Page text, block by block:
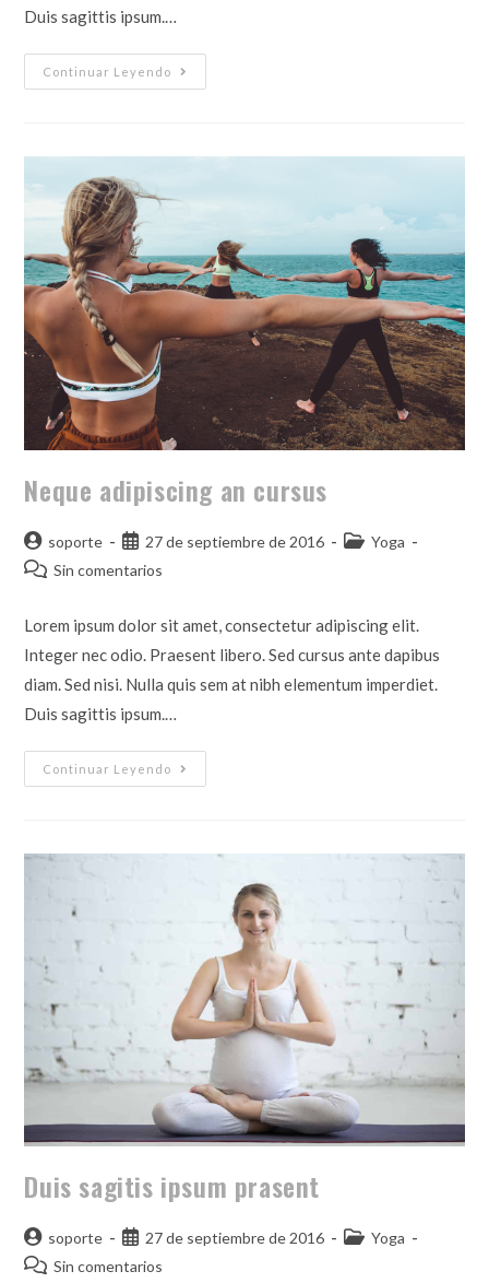
Duis sagittis ipsum.…
Continuar Leyendo
Neque adipiscing an cursus
soporte 27 de septiembre de 2016
Yoga
Sin comentarios
Lorem ipsum dolor sit amet, consectetur adipiscing elit.
Integer nec odio. Praesent libero. Sed cursus ante dapibus
diam. Sed nisi. Nulla quis sem at nibh elementum imperdiet.
Duis sagittis ipsum.…
Continuar Leyendo
Duis sagitis ipsum prasent
soporte 27 de septiembre de 2016
Yoga
Sin comentarios